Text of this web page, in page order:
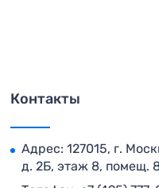
Контакты
Адрес: 127015, г.
д. 2Б, этаж 8, помещ.